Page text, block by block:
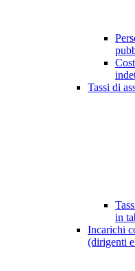
Tassi di
in
Incarichi
(dirigenti